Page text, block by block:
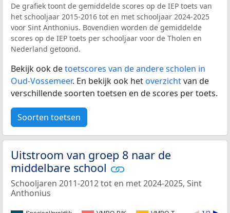
De grafiek toont de gemiddelde scores op de IEP toets van
het schooljaar 2015-2016 tot en met schooljaar 2024-2025
voor Sint Anthonius. Bovendien worden de gemiddelde
scores op de IEP toets per schooljaar voor de Tholen en
Nederland getoond.
Bekijk ook detoetscores van de andere scholen in
Oud-Vossemeer. En bekijk ook hetoverzichtvan de
verschillende soorten toetsen en de scores per toets.
Soorten toetsen
Uitstroom van groep 8 naar de
middelbare school
Schooljaren 2011-2012 tot en met 2024-2025, Sint
Anthonius